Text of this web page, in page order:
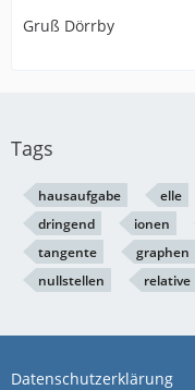
Gruß Dörrby
Tags
hausaufgabe elle
dringend
ionen
tangente
graphen
nullstellen
relative
Datenschutzerklärung